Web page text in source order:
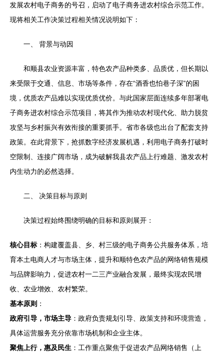
发展农村电子商务的号召，启动了电子商务进农村综合示范工作。
现将相关工作决策过程相关情况说明如下：
一、 背景与动因
和顺县农业资源丰富，特色农产品种类多、品质优，但长期以
来受限于交通、信息、市场等条件，存在“酒香也怕巷子深”的困
境，优质农产品难以实现优质优价。与此国家层面连续多年部署电
子商务进农村综合示范项目，将其作为推动农村现代化、助力脱贫
攻坚与乡村振兴有效衔接的重要抓手。省市各级也出台了配套支持
政策。在此背景下，抢抓数字经济发展机遇，利用电子商务打破时
空限制、连接广阔市场，成为破解我县农产品上行难题、激发农村
内生动力的必然选择。
二、 决策目标与原则
决策过程始终围绕明确的目标和原则展开：
核心目标 ：构建覆盖县、乡、村三级的电子商务公共服务体系，培
育本土电商人才与市场主体，提升和顺特色农产品的网络销售规模
与品牌影响力，促进农村一二三产业融合发展，最终实现农民增
收、农业增效、农村繁荣。
基本原则 ：
政府引导，市场主导 ：政府负责规划引导、政策支持和环境营造，
具体运营服务充分依靠市场机制和企业主体。
聚焦上行，惠及民生 ：工作重点聚焦于促进农产品网络销售（上